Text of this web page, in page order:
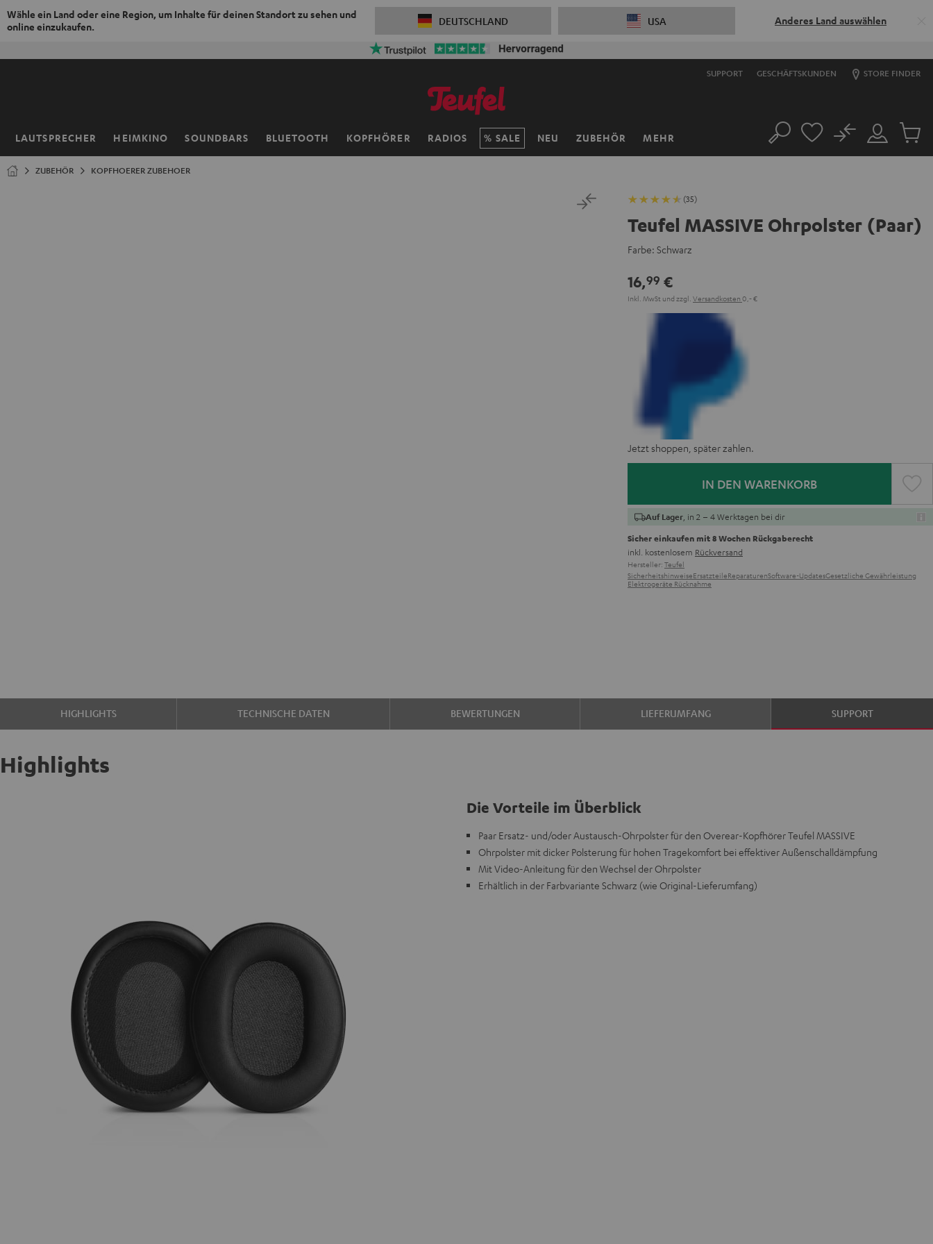
Wähle ein Land oder eine Region, um Inhalte für deinen Standort zu sehen und
online einzukaufen.
DEUTSCHLAND USA Anderes Land auswählen
SUPPORT GESCHÄFTSKUNDEN STORE FINDER
LAUTSPRECHER HEIMKINO SOUNDBARS BLUETOOTH KOPFHÖRER RADIOS SALE NEU ZUBEHÖR MEHR
Startseite Suche
Mein
Konto
No
Artikel
ZUBEHÖR KOPFHOERER ZUBEHOER
(35)
Teufel MASSIVE Ohrpolster (Paar)
Farbe: Schwarz
16,99 €
Inkl. MwSt und zzgl. Versandkosten 0,‐ €
Jetzt shoppen, später zahlen.
IN DEN WARENKORB
Auf Lager , in 2 – 4 Werktagen bei dir
Sicher einkaufen mit 8 Wochen Rückgaberecht
inkl. kostenlosem Rückversand
Hersteller: Teufel
SicherheitshinweiseErsatzteileReparaturenSoftware-UpdatesGesetzliche Gewährleistung
Elektrogeräte Rücknahme
HIGHLIGHTS TECHNISCHE DATEN BEWERTUNGEN LIEFERUMFANG SUPPORT
Highlights
Die Vorteile im Überblick
Paar Ersatz- und/oder Austausch-Ohrpolster für den Overear-Kopfhörer Teufel MASSIVE
Ohrpolster mit dicker Polsterung für hohen Tragekomfort bei effektiver Außenschalldämpfung
Mit Video-Anleitung für den Wechsel der Ohrpolster
Erhältlich in der Farbvariante Schwarz (wie Original-Lieferumfang)